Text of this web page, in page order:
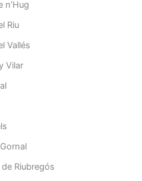
n’Hug
Riu
Vallés
Vilar
Riubregós